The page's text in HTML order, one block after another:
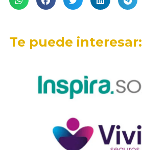
Te puede interesar: